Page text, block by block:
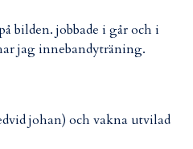
bilden. jobbade i går och i
jag innebandyträning.
johan) och vakna utvilad